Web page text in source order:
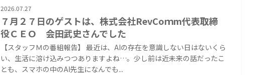
2026.07.27
７月２７日のゲストは、株式会社RevCoｍm代表取締
役ＣＥＯ 会田武史さんでした
【スタッフＭの番組報告】 最近は、AIの存在を意識しない日はないくら
い、生活に溶け込みつつありますよね…。少し前は近未来の話だったこ
とも、スマホの中のAI先生になんでも...